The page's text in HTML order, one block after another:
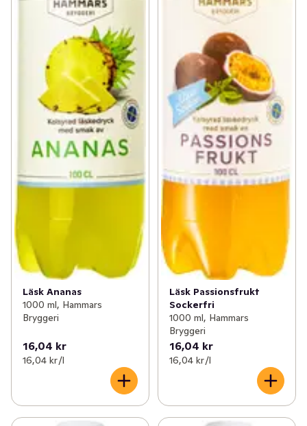
Läsk Ananas
1000 ml, Hammars
Bryggeri
16,04 kr
16,04 kr /l
Läsk Passionsfrukt
Sockerfri
1000 ml, Hammars
Bryggeri
16,04 kr
16,04 kr /l